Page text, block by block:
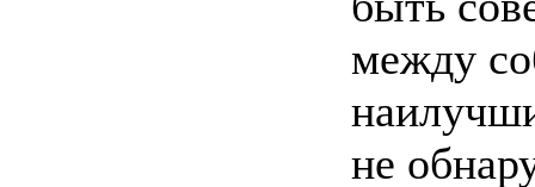
между
не